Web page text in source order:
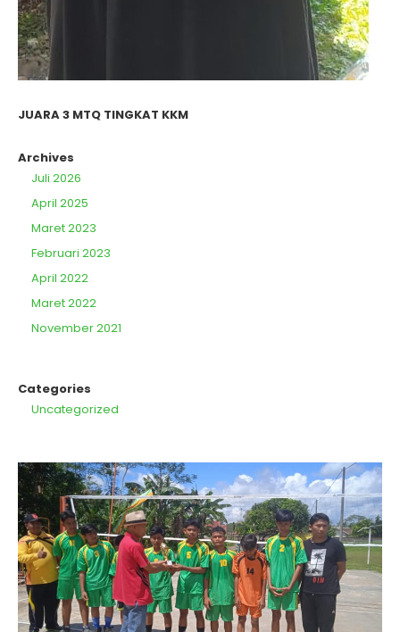
JUARA 3 MTQ TINGKAT KKM
Archives
Juli 2026
April 2025
Maret 2023
Februari 2023
April 2022
Maret 2022
November 2021
Categories
Uncategorized